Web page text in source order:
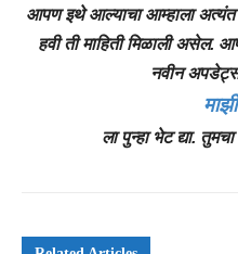
आपण इथे आल्याचा आम्हाला
हवी ती माहिती मिळाली असेल.
नवीन
माझी
ला पुन्हा भेट द्या.